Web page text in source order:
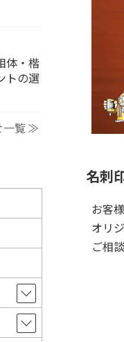
名刺
お客
オリ
ご相
体・楷
トの選
一覧 ≫